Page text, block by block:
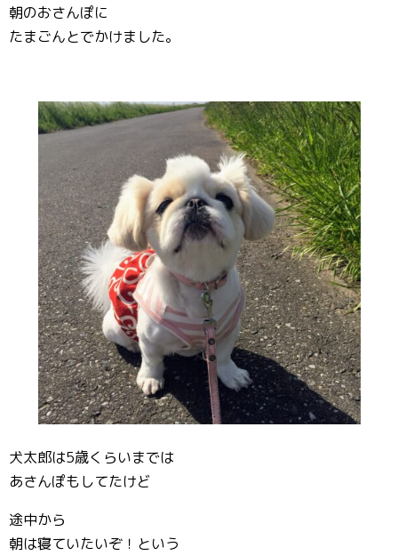
朝のおさんぽに
たまごんとでかけました。
犬太郎は5歳くらいまでは
あさんぽもしてたけど
途中から
朝は寝ていたいぞ！という